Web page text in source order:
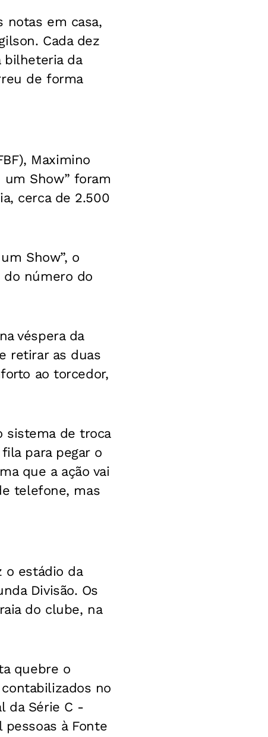
notas em casa,
Cada dez
bilheteria da
de forma
Maximino
Show” foram
cerca de 2.500
Show”, o
do número do
véspera da
retirar as duas
ao torcedor,
sistema de troca
para pegar o
que a ação vai
telefone, mas
o estádio da
Divisão. Os
do clube, na
quebre o
no
da Série C -
pessoas à Fonte